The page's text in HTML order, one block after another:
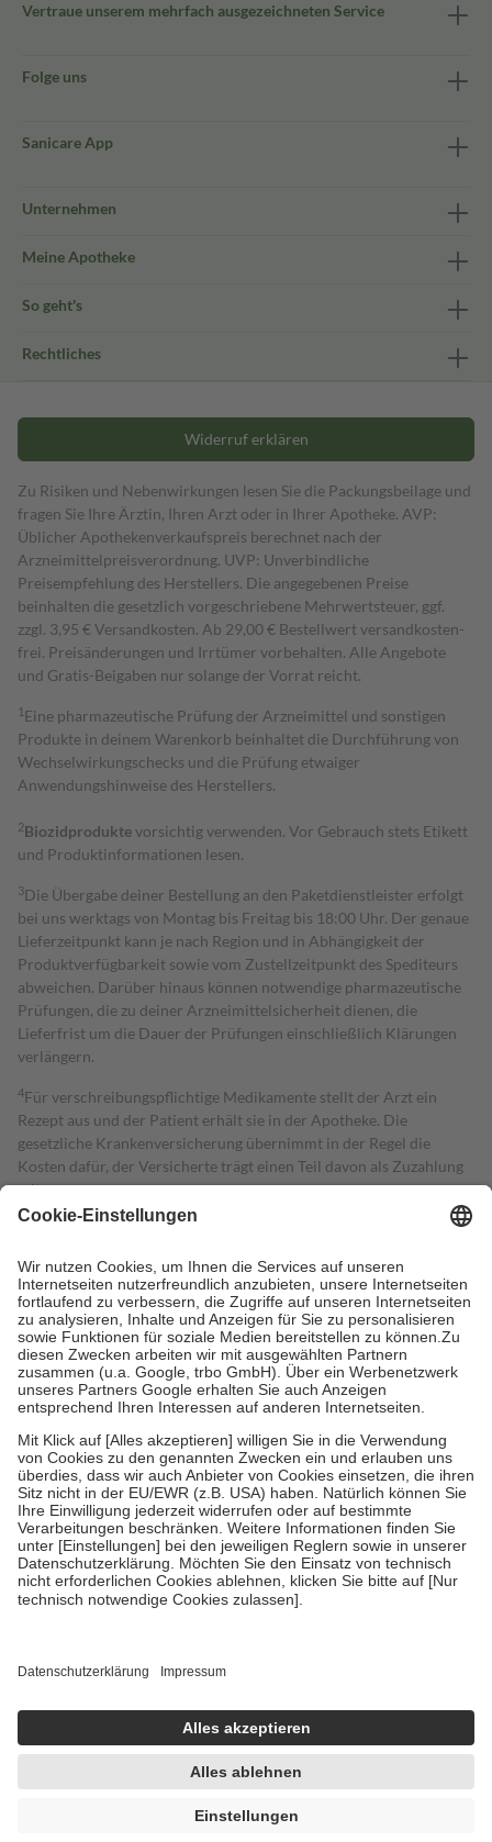
Vertraue unserem mehrfach ausgezeichneten Service
Folge uns
Sanicare App
Unternehmen
Meine Apotheke
So geht's
Rechtliches
Widerruf erklären
Zu Risiken und Nebenwirkungen lesen Sie die Packungsbeilage und
fragen Sie Ihre Ärztin, Ihren Arzt oder in Ihrer Apotheke. AVP:
Üblicher Apothekenverkaufspreis berechnet nach der
Arzneimittelpreisverordnung. UVP: Unverbindliche
Preisempfehlung des Herstellers. Die angegebenen Preise
beinhalten die gesetzlich vorgeschriebene Mehrwertsteuer, ggf.
zzgl. 3,95 € Versandkosten. Ab 29,00 € Bestell­wert versand­kosten­
frei. Preisänderungen und Irrtümer vorbehalten. Alle Angebote
und Gratis-Beigaben nur solange der Vorrat reicht.
1 Eine pharmazeutische Prüfung der Arzneimittel und sonstigen
Produkte in deinem Warenkorb beinhaltet die Durchführung von
Wechselwirkungschecks und die Prüfung etwaiger
Anwendungshinweise des Herstellers.
2Biozidproduktevorsichtig verwenden. Vor Gebrauch stets Etikett
und Produktinformationen lesen.
3Die Übergabe deiner Bestellung an den Paketdienstleister erfolgt
bei uns werktags von Montag bis Freitag bis 18:00 Uhr. Der genaue
Lieferzeitpunkt kann je nach Region und in Abhängigkeit der
Produktverfügbarkeit sowie vom Zustellzeitpunkt des Spediteurs
abweichen. Darüber hinaus können notwendige pharmazeutische
Prüfungen, die zu deiner Arzneimittelsicherheit dienen, die
Lieferfrist um die Dauer der Prüfungen einschließlich Klärungen
verlängern.
4Für verschreibungspflichtige Medikamente stellt der Arzt ein
Rezept aus und der Patient erhält sie in der Apotheke. Die
gesetzliche Krankenversicherung übernimmt in der Regel die
Kosten dafür, der Versicherte trägt einen Teil davon als Zuzahlung
mit.
Grundsätzlich leisten Mitglieder Zuzahlungen in Höhe von zehn
höchstens zehn Euro.
Es sind jedoch nie mehr als die tatsächlichen
Kosten der Leistung zu entrichten.
Diese Regeln gelten grundsätzlich auch für Online-Apotheken.
Bei Heilmitteln und häuslicher Krankenpflege beträgt die
Zuzahlung zehn Prozent der Kosten sowie zehn Euro je
Verordnung.
Um das Engagement der Versicherten für ihre eigene Gesundheit zu
stärken und die besondere Stellung der Familie zu unterstützen,
fallenkeine Zuzahlungenan bei:
• Kindern und Jugendlichen bis zum vollendeten 18. Lebensjahr
mit Ausnahme der Fahrkosten
• Untersuchungen zur Vorsorge und Früherkennung, die von der
GKV getragen werden
• empfohlenen Schutzimpfungen
• Harn- und Blutteststreifen
getroffen, um sicherzustellen, dass es sich um echte Bewertungen
https://help.etrusted.com/hc/de/articles/4419944605341
Einige Bilder und Inhalte wurden unter Zuhilfenahme künstlicher